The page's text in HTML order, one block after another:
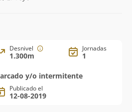
Desnivel
1.300m
Jornadas
1
y/o intermitente
Publicado el
12-08-2019